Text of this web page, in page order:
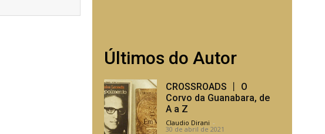
Últimos do Autor
CROSSROADS 丨 O
Corvo da Guanabara, de
A a Z
Claudio Dirani -
30 de abril de 2021